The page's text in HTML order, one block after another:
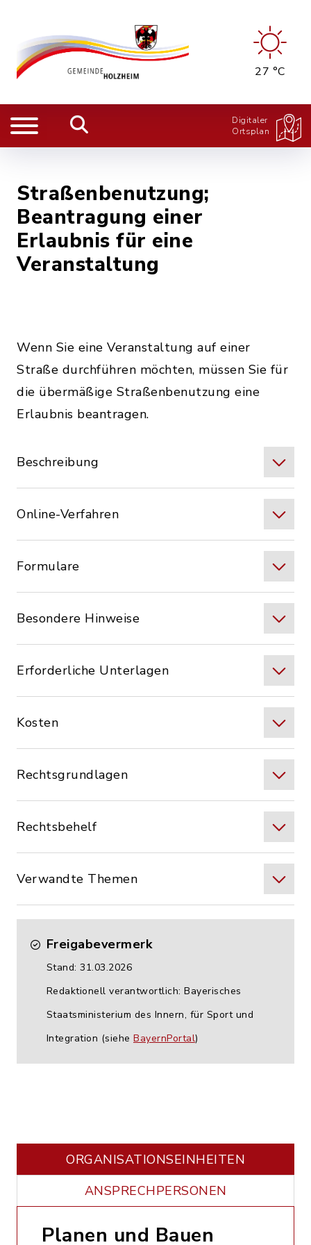
27 °C
Digitaler
Ortsplan
Straßenbenutzung;
Beantragung einer
Erlaubnis für eine
Veranstaltung
Wenn Sie eine Veranstaltung auf einer
Straße durchführen möchten, müssen Sie für
die übermäßige Straßenbenutzung eine
Erlaubnis beantragen.
Beschreibung
Online-Verfahren
Formulare
Besondere Hinweise
Erforderliche Unterlagen
Kosten
Rechtsgrundlagen
Rechtsbehelf
Verwandte Themen
Freigabevermerk
Stand: 31.03.2026
Redaktionell verantwortlich: Bayerisches
Staatsministerium des Innern, für Sport und
Integration (siehe BayernPortal)
ORGANISATIONS­EINHEITEN
ANSPRECHPERSONEN
Planen und Bauen